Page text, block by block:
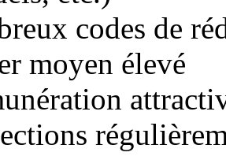
codes de
moyen élevé